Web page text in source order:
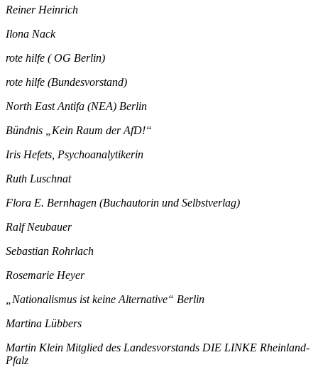
Reiner Heinrich
Ilona Nack
rote hilfe ( OG Berlin)
rote hilfe (Bundesvorstand)
North East Antifa (NEA) Berlin
Bündnis „Kein Raum der AfD!“
Iris Hefets, Psychoanalytikerin
Ruth Luschnat
Flora E. Bernhagen (Buchautorin und Selbstverlag)
Ralf Neubauer
Sebastian Rohrlach
Rosemarie Heyer
„Nationalismus ist keine Alternative“ Berlin
Martina Lübbers
Martin Klein Mitglied des Landesvorstands DIE LINKE Rheinland-
Pfalz